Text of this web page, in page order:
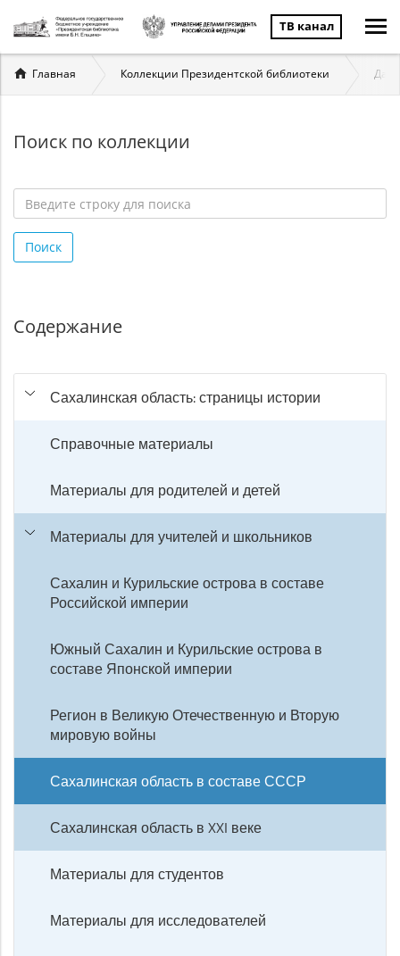
ТВ канал
Вы
здесь
Главная Коллекции Президентской библиотеки
Поиск по коллекции
строку
для
Поиск
Содержание
Сахалинская область: страницы истории
Справочные материалы
Материалы для родителей и детей
Материалы для учителей и школьников
Сахалин и Курильские острова в составе
Российской империи
Южный Сахалин и Курильские острова в
составе Японской империи
Регион в Великую Отечественную и Вторую
мировую войны
Сахалинская область в составе СССР
Сахалинская область в XXI веке
Материалы для студентов
Материалы для исследователей